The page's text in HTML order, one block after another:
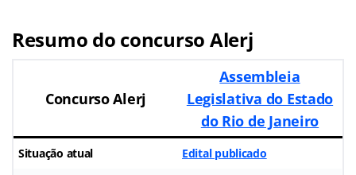
Resumo do concurso Alerj
Concurso Alerj
Assembleia
Legislativa do Estado
do Rio de Janeiro
Situação atual Edital publicado